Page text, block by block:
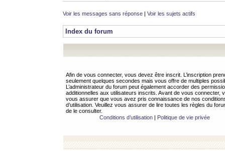
Voir les messages sans réponse | Voir les sujets actifs
Index du forum
Afin de vous connecter, vous devez être inscrit. L’inscription
seulement quelques secondes mais vous offre de multiples
L’administrateur du forum peut également accorder des
additionnelles aux utilisateurs inscrits. Avant de vous connecter,
vous assurer que vous avez pris connaissance de nos
d’utilisation. Veuillez vous assurer de lire toutes les règles du
de le consulter.
Conditions d’utilisation| Politique de vie privée